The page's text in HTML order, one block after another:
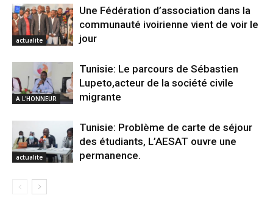
actualite
Une Fédération d’association dans la
communauté ivoirienne vient de voir le
jour
A L'HONNEUR
Tunisie: Le parcours de Sébastien
Lupeto,acteur de la société civile
migrante
actualite
Tunisie: Problème de carte de séjour
des étudiants, L’AESAT ouvre une
permanence.